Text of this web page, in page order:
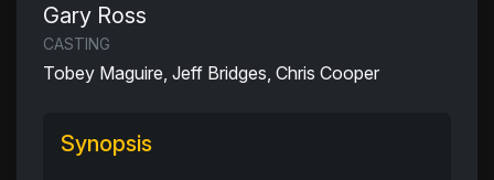
Gary Ross
CASTING
Tobey Maguire, Jeff Bridges, Chris Cooper
Synopsis